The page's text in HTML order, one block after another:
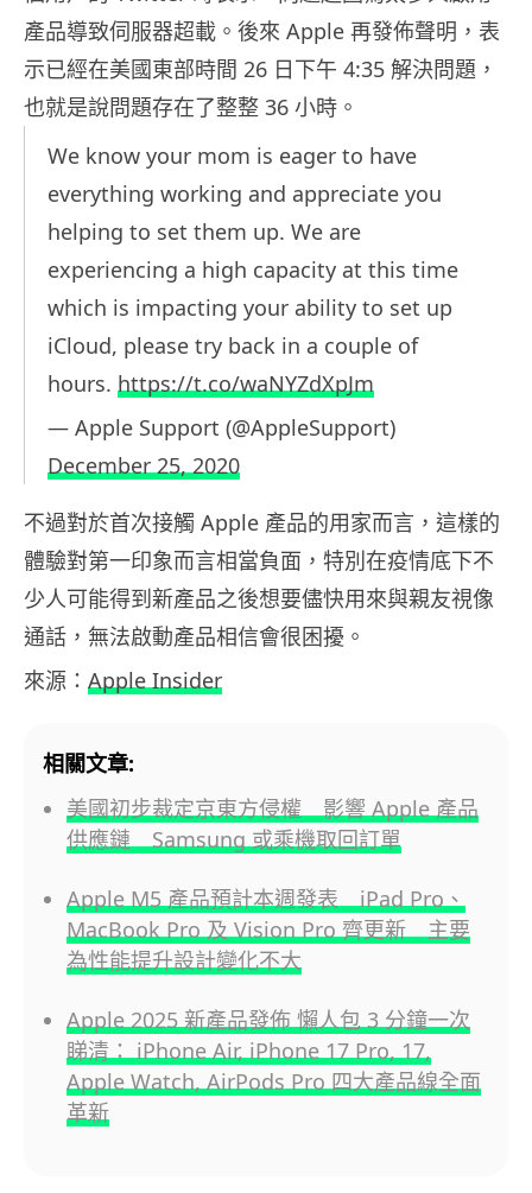
產品導致伺服器超載。後來 Apple 再發佈聲明，表
示已經在美國東部時間 26 日下午 4:35 解決問題，
也就是說問題存在了整整 36 小時。
We know your mom is eager to have
everything working and appreciate you
helping to set them up. We are
experiencing a high capacity at this time
which is impacting your ability to set up
iCloud, please try back in a couple of
hours. https://t.co/waNYZdXpJm
— Apple Support (@AppleSupport)
December 25, 2020
不過對於首次接觸 Apple 產品的用家而言，這樣的
體驗對第一印象而言相當負面，特別在疫情底下不
少人可能得到新產品之後想要儘快用來與親友視像
通話，無法啟動產品相信會很困擾。
來源： Apple Insider
相關文章:
美國初步裁定京東方侵權 影響 Apple 產品
供應鏈 Samsung 或乘機取回訂單
Apple M5 產品預計本週發表 iPad Pro、
MacBook Pro 及 Vision Pro 齊更新 主要
為性能提升設計變化不大
Apple 2025 新產品發佈 懶人包 3 分鐘一次
睇清： iPhone Air, iPhone 17 Pro, 17,
Apple Watch, AirPods Pro 四大產品線全面
革新